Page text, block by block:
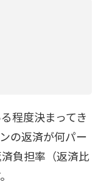
程度決まってき
の返済が何パー
負担率（返済比